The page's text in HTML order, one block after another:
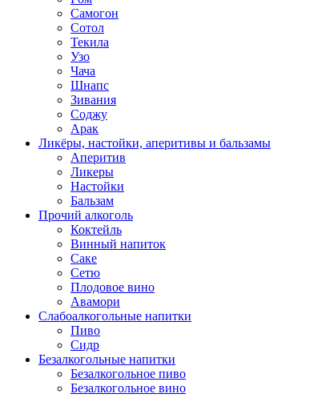
Самогон
Сотол
Текила
Узо
Чача
Шнапс
Зивания
Соджу
Арак
Ликёры, настойки, аперитивы и бальзамы
Аперитив
Ликеры
Настойки
Бальзам
Прочий алкоголь
Коктейль
Винный напиток
Саке
Сетю
Плодовое вино
Авамори
Слабоалкогольные напитки
Пиво
Сидр
Безалкогольные напитки
Безалкогольное пиво
Безалкогольное вино